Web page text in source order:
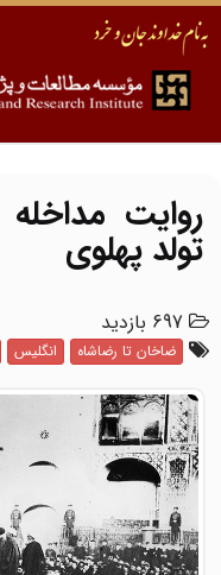
روایت
تولد پهلوی
697 بازدید
ضاخان تا رضاشاه انگلیس